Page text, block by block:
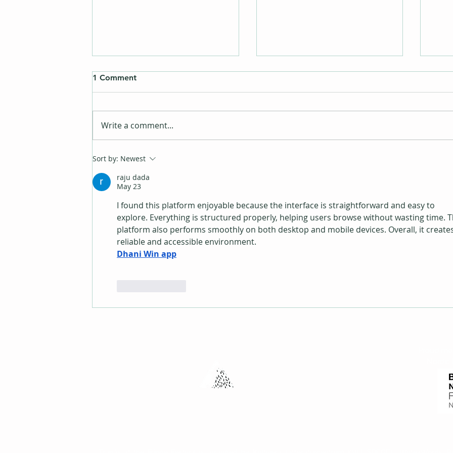
Peter Kagerland
Unni Vinje
1 Comment
Write a comment...
Sort by: Newest
raju dada
May 23
I found this platform enjoyable because the interface is straightforward and easy to
explore. Everything is structured properly, helping users browse without wasting time.
platform also performs smoothly on both desktop and mobile devices. Overall, it
reliable and accessible environment.
Dhani Win app